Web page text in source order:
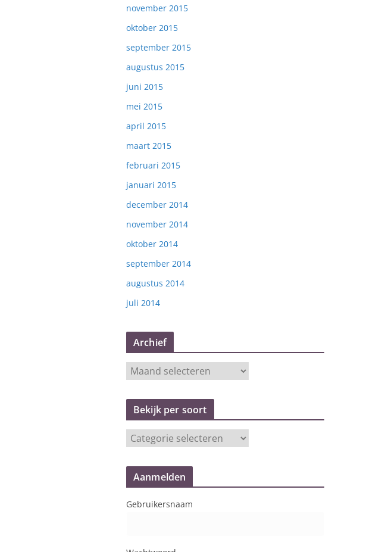
november 2015
oktober 2015
september 2015
augustus 2015
juni 2015
mei 2015
april 2015
maart 2015
februari 2015
januari 2015
december 2014
november 2014
oktober 2014
september 2014
augustus 2014
juli 2014
Archief
r
c
i
Bekijk per soort
e
k
k
Aanmelden
Gebruikersnaam